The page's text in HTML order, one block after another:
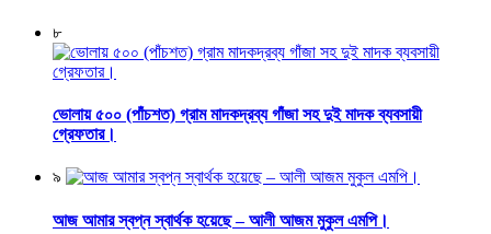
৮
ভোলায় ৫০০ (পাঁচশত) গ্রাম মাদকদ্রব্য গাঁজা সহ দুই মাদক ব্যবসায়ী
গ্রেফতার।
৯
আজ আমার স্বপ্ন স্বার্থক হয়েছে – আলী আজম মুকুল এমপি।